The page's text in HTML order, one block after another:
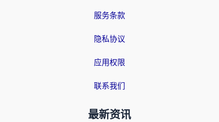
服务条款
隐私协议
应用权限
联系我们
最新资讯